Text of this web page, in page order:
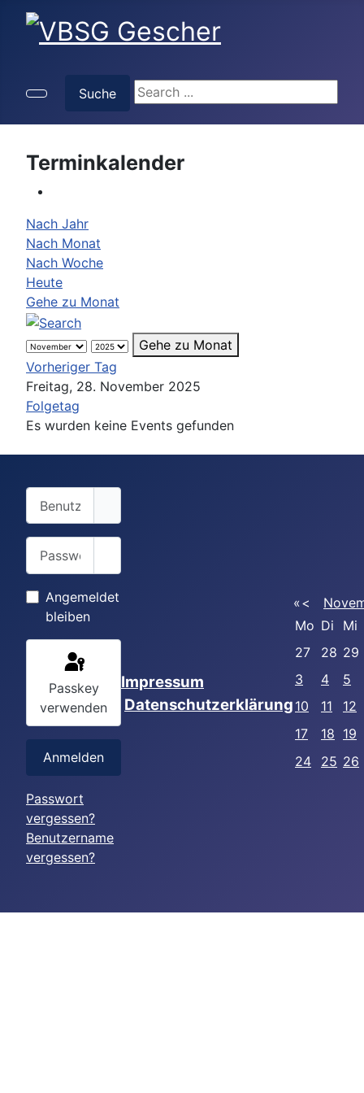
Suche
Suche
Terminkalender
Nach Jahr
Nach Monat
Nach Woche
Heute
Gehe zu Monat
Gehe zu Monat
Vorheriger Tag
Freitag, 28. November 2025
Folgetag
Es wurden keine Events gefunden
Angemeldet
bleiben
Passkey
verwenden
Anmelden
Passwort
vergessen?
Benutzername
vergessen?
Impressum
Datenschutzerklärung
«<
Mo Di
Mi
27
28 29
3
4
5
10
11
12
17
18 19
24
25 26